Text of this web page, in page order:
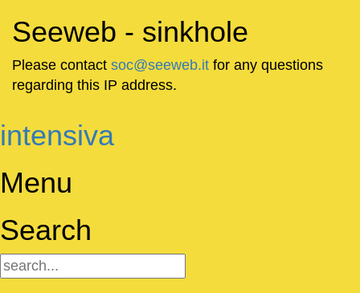
Seeweb - sinkhole
Please contact soc@seeweb.it for any questions
regarding this IP address.
intensiva
Menu
Search